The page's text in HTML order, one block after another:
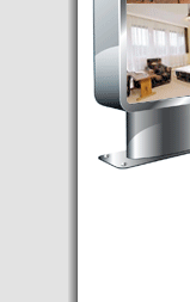
subida del
del 25,6% en el
- Nuevo Hotel
bajo la marca
- Transfer
BUDAPEST